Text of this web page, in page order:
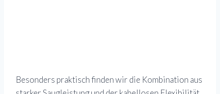
Besonders praktisch finden wir die Kombination aus